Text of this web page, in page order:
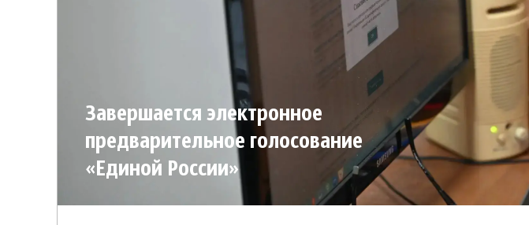
‎Завершается электронное
предварительное голосование
«Единой России»